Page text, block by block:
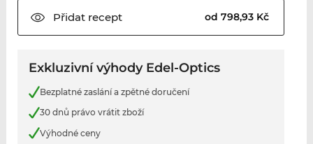
Přidatrecept od 798,93 Kč
Exkluzivní výhody Edel-Optics
Bezplatné zaslání a zpětné doručení
30 dnů právo vrátit zboží
Výhodné ceny